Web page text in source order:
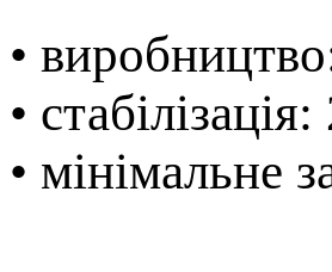
•
•
• мінімальне